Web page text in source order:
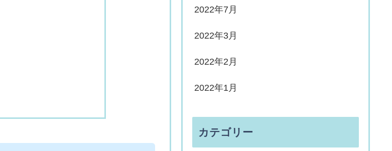
2022年7月
2022年3月
2022年2月
2022年1月
カテゴリー